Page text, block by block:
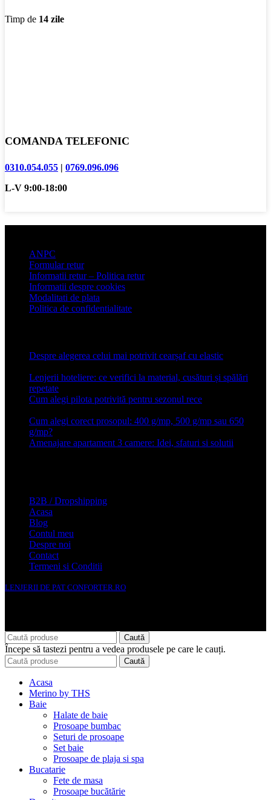
Timp de 14 zile
COMANDA TELEFONIC
0310.054.055 | 0769.096.096
L-V 9:00-18:00
ANPC
Formular retur
Informatii retur – Politica retur
Informatii despre cookies
Modalitati de plata
Politica de confidentialitate
Despre alegerea celui mai potrivit cearșaf cu elastic
Lenjerii hoteliere: ce verifici la material, cusături și spălări
repetate
Cum alegi pilota potrivită pentru sezonul rece
Cum alegi corect prosopul: 400 g/mp, 500 g/mp sau 650
g/mp?
Amenajare apartament 3 camere: Idei, sfaturi si solutii
B2B / Dropshipping
Acasa
Blog
Contul meu
Despre noi
Contact
Termeni si Conditii
LENJERII DE PAT CONFORTER.RO
Caută
Începe să tastezi pentru a vedea produsele pe care le cauți.
Caută
Acasa
Merino by THS
Baie
Halate de baie
Prosoape bumbac
Seturi de prosoape
Set baie
Prosoape de plaja si spa
Bucatarie
Fete de masa
Prosoape bucătărie